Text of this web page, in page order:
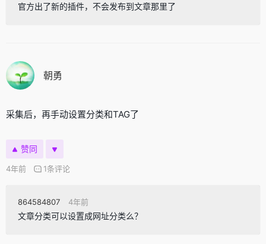
官方出了新的插件，不会发布到文章那里了
朝勇
采集后，再手动设置分类和TAG了
赞同
4年前 1条评论
864584807 4年前
文章分类可以设置成网址分类么？